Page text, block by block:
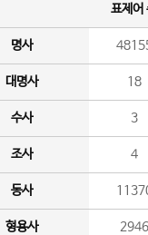
표제어
명사
대명사 18
수사 3
조사 4
동사
형용사 2946